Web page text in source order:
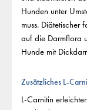
Hunden unter
muss. Diätetischer
auf die Darmflora
Hunde mit
Zusätzliches L-
L-Carnitin